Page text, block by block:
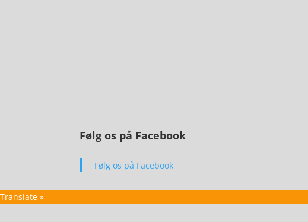
Følg os på Facebook
Følg os på Facebook
Translate »